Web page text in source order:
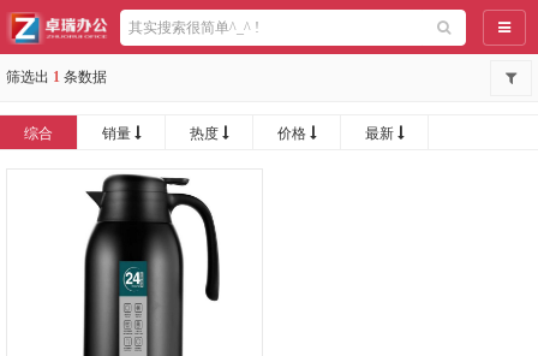
导航
筛选出 1 条数据
综合 销量 热度 价格 最新